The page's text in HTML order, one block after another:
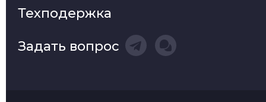
Техподержка
Задать вопрос